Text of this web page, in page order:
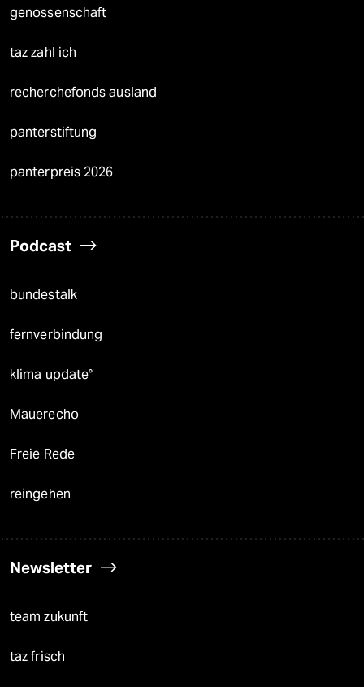
genossenschaft
taz zahl ich
recherchefonds ausland
panterstiftung
panterpreis 2026
Podcast
bundestalk
fernverbindung
klima update°
Mauerecho
Freie Rede
reingehen
Newsletter
team zukunft
taz frisch